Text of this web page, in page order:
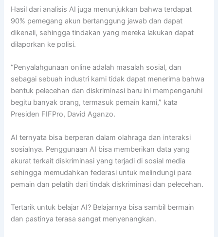
Hasil dari analisis AI juga menunjukkan bahwa terdapat
90% pemegang akun bertanggung jawab dan dapat
dikenali, sehingga tindakan yang mereka lakukan dapat
dilaporkan ke polisi.
“Penyalahgunaan online adalah masalah sosial, dan
sebagai sebuah industri kami tidak dapat menerima bahwa
bentuk pelecehan dan diskriminasi baru ini mempengaruhi
begitu banyak orang, termasuk pemain kami,” kata
Presiden FIFPro, David Aganzo.
AI ternyata bisa berperan dalam olahraga dan interaksi
sosialnya. Penggunaan AI bisa memberikan data yang
akurat terkait diskriminasi yang terjadi di sosial media
sehingga memudahkan federasi untuk melindungi para
pemain dan pelatih dari tindak diskriminasi dan pelecehan.
Tertarik untuk belajar AI? Belajarnya bisa sambil bermain
dan pastinya terasa sangat menyenangkan.